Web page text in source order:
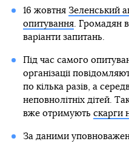
16 жовтня Зеленський
опитування. Громадян
варіанти запитань.
Під час самого
організації
по кілька разів, а
неповнолітніх дітей.
вже отримують скарги
За даними